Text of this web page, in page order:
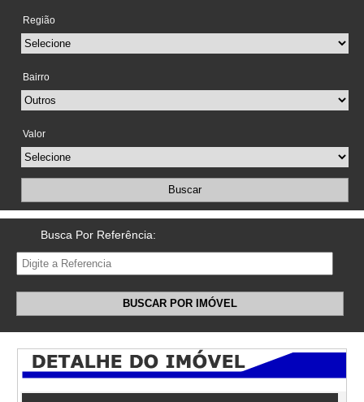
Região
Bairro
Valor
Buscar
Busca Por Referência:
BUSCAR POR IMÓVEL